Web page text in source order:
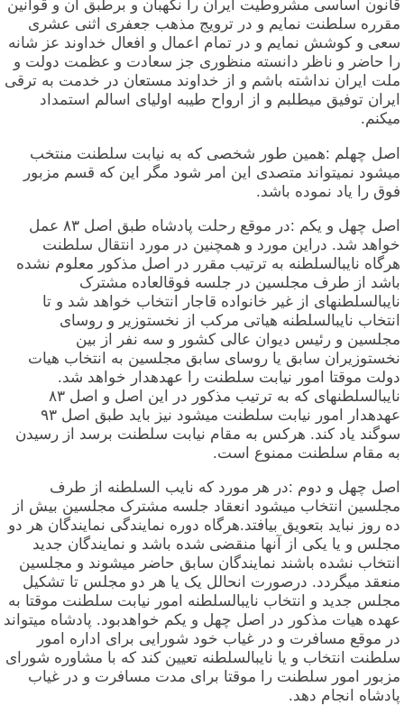
قانون اساسی مشروطیت ایران را نگهبان و برطبق آن و قوانین
مقرره سلطنت نمایم و در ترویج مذهب جعفری اثنی عشری
سعی و کوشش نمایم و در تمام اعمال و افعال خداوند عز شانه
را حاضر و ناظر دانسته منظوری جز سعادت و عظمت دولت و
ملت ایران نداشته باشم و از خداوند مستعان در خدمت به ترقی
ایران توفیق میطلبم و از ارواح طیبه اولیای اسالم استمداد
میکنم.
اصل چهلم :همین طور شخصی که به نیابت سلطنت منتخب
میشود نمیتواند متصدی این امر شود مگر این که قسم مزبور
فوق را یاد نموده باشد.
اصل چهل و یکم :در موقع رحلت پادشاه طبق اصل ۸۳ عمل
خواهد شد. دراین مورد و همچنین در مورد انتقال سلطنت
هرگاه نایبالسلطنه به ترتیب مقرر در اصل مذکور معلوم نشده
باشد از طرف مجلسین در جلسه فوقالعاده مشترک
نایبالسلطنهای از غیر خانواده قاجار انتخاب خواهد شد و تا
انتخاب نایبالسلطنه هیاتی مرکب از نخستوزیر و روسای
مجلسین و رئیس دیوان عالی کشور و سه نفر از بین
نخستوزیران سابق یا روسای سابق مجلسین به انتخاب هیات
دولت موقتا امور نیابت سلطنت را عهدهدار خواهد شد.
نایبالسلطنهای که به ترتیب مذکور در این اصل و اصل ۸۳
عهدهدار امور نیابت سلطنت میشود نیز باید طبق اصل ۹۳
سوگند یاد کند. هرکس به مقام نیابت سلطنت برسد از رسیدن
به مقام سلطنت ممنوع است.
اصل چهل و دوم :در هر مورد که نایب السلطنه از طرف
مجلسین انتخاب میشود انعقاد جلسه مشترک مجلسین بیش از
ده روز نباید بتعویق بیافتد.هرگاه دوره نمایندگی نمایندگان هر دو
مجلس و یا یکی از آنها منقضی شده باشد و نمایندگان جدید
انتخاب نشده باشند نمایندگان سابق حاضر میشوند و مجلسین
منعقد میگردد. درصورت انحالل یک یا هر دو مجلس تا تشکیل
مجلس جدید و انتخاب نایبالسلطنه امور نیابت سلطنت موقتا به
عهده هیات مذکور در اصل چهل و یکم خواهدبود. پادشاه میتواند
در موقع مسافرت و در غیاب خود شورایی برای اداره امور
سلطنت انتخاب و یا نایبالسلطنه تعیین کند که با مشاوره شورای
مزبور امور سلطنت را موقتا برای مدت مسافرت و در غیاب
پادشاه انجام دهد.